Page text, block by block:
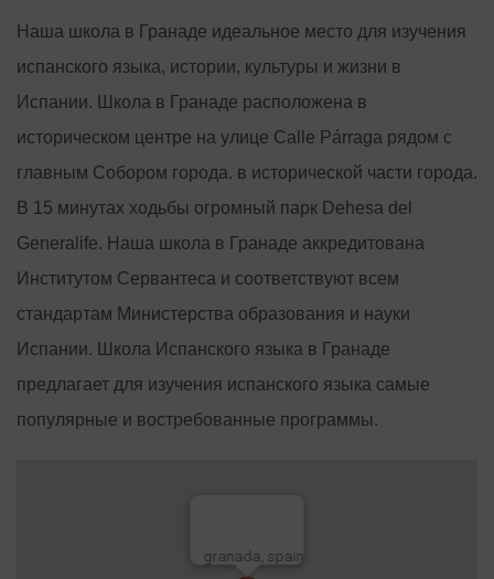
Наша школа в Гранаде идеальное место для изучения
испанского языка, истории, культуры и жизни в
Испании. Школа в Гранаде расположена в
историческом центре на улице Calle Párraga рядом с
главным Собором города. в исторической части города.
В 15 минутах ходьбы огромный парк Dehesa del
Generalife. Наша школа в Гранаде аккредитована
Институтом Сервантеса и соответствуют всем
стандартам Министерства образования и науки
Испании. Школа Испанского языка в Гранаде
предлагает для изучения испанского языка самые
популярные и востребованные программы.
granada, spain